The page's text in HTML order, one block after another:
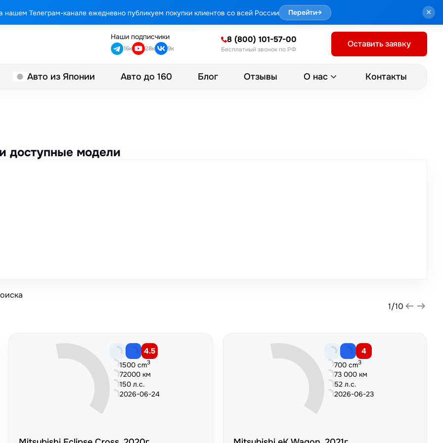
нашем Телеграм-канале ежедневно публикуем покупки клиентов со всей России Перейти→ ×
Наши подписчики
16к 28к 9к
8 (800) 101-57-00
Бесплатный звонок по РФ
Оставить заявку
Авто из Японии Авто до 160 Блог Отзывы О нас Контакты
доступные модели
1/10
4.5
1500 cm3
72000 км
150 л.с.
2026-06-24
4
700 cm3
73 000 км
52 л.с.
2026-06-23